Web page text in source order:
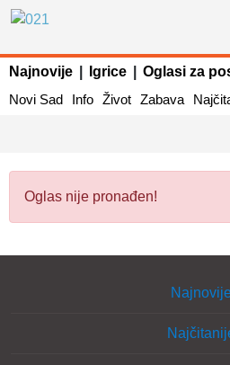
Najnovije Igrice Oglasi za
Novi Sad
Info Život Zabava
Oglas nije pronađen!